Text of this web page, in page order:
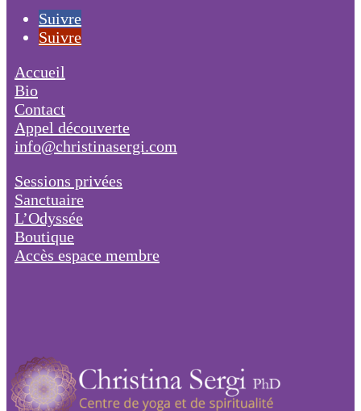
Suivre
Suivre
Accueil
Bio
Contact
Appel découverte
info@christinasergi.com
Sessions privées
Sanctuaire
L’Odyssée
Boutique
Accès espace membre